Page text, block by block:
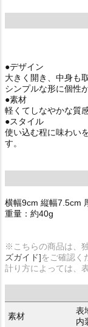
●デザイン
大きく開き、中身も
シンプルな形に個性
●素材
軽くてしなやかな質
●スタイル
使い込む程に味わい
す。
横幅9cm 縦幅7.5cm
重量：約40g
※こちらの商品は、
ズガイド]をご確認く
計り方によっては、
素材
表
内